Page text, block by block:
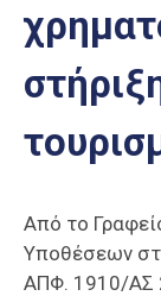
Έκθεση
Παραδοσιακών
Επαγγελμάτων
ΕΒΕΠ-
Πιερία
Από το
Υποθέσεων
ΑΠΦ. 1910/ΑΣ